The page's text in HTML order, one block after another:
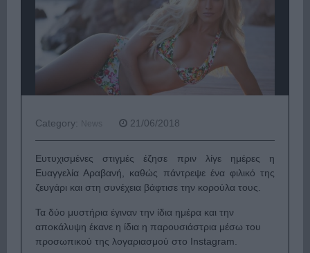
Category: News 21/06/2018
Ευτυχισμένες στιγμές έζησε πριν λίγε ημέρες η
Ευαγγελία Αραβανή, καθώς πάντρεψε ένα φιλικό της
ζευγάρι και στη συνέχεια βάφτισε την κορούλα τους.
Τα δύο μυστήρια έγιναν την ίδια ημέρα και την
αποκάλυψη έκανε η ίδια η παρουσιάστρια μέσω του
προσωπικού της λογαριασμού στο Instagram.